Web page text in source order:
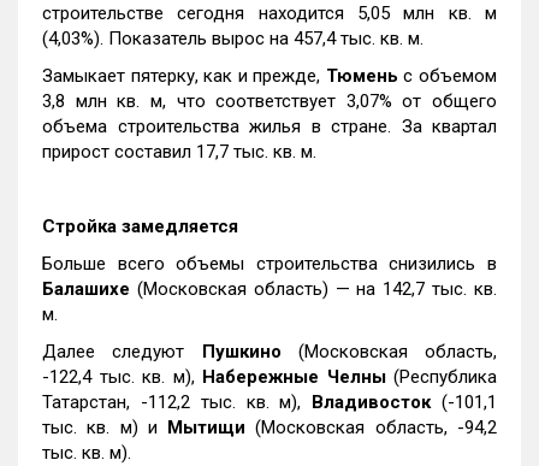
строительстве сегодня находится 5,05 млн кв. м
(4,03%). Показатель вырос на 457,4 тыс. кв. м.
Замыкает пятерку, как и прежде, Тюмень с объемом
3,8 млн кв. м, что соответствует 3,07% от общего
объема строительства жилья в стране. За квартал
прирост составил 17,7 тыс. кв. м.
Стройка замедляется
Больше всего объемы строительства снизились в
Балашихе (Московская область) — на 142,7 тыс. кв.
м.
Далее следуют Пушкино (Московская область,
-122,4 тыс. кв. м), Набережные Челны(Республика
Татарстан, -112,2 тыс. кв. м), Владивосток(-101,1
тыс. кв. м) и Мытищи (Московская область, -94,2
тыс. кв. м).